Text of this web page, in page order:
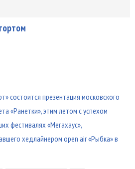
состоится презентация московского
«Ранетки», этим летом с успехом
фестивалях «Мегахаус»,
хедлайнером open air «Рыбка» в